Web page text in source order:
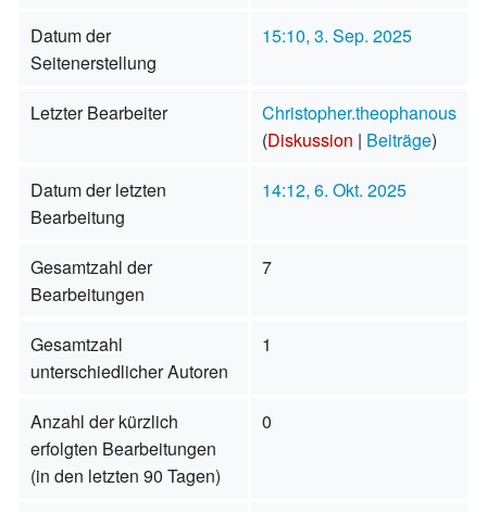
Datum der
Seitenerstellung
15:10, 3. Sep. 2025
Letzter Bearbeiter
Christopher.theophanous
(Diskussion | Beiträge)
Datum der letzten
Bearbeitung
14:12, 6. Okt. 2025
Gesamtzahl der
Bearbeitungen
7
Gesamtzahl
unterschiedlicher Autoren
1
Anzahl der kürzlich
erfolgten Bearbeitungen
(in den letzten 90 Tagen)
0